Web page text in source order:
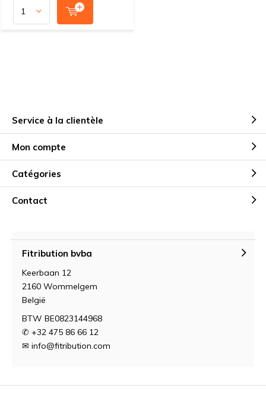
Service à la clientèle
Mon compte
Catégories
Contact
Fitribution bvba
Keerbaan 12
2160 Wommelgem
België
BTW BE0823144968
✆ +32 475 86 66 12
✉ info@fitribution.com